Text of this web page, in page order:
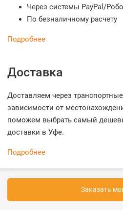
Через системы PayPal/
По безналичному расчету
Подробнее
Доставка
Доставляем через
зависимости от
поможем выбрать самый
доставки в Уфе.
Подробнее
Заказать